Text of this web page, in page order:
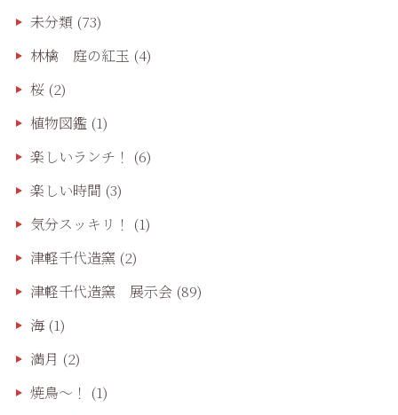
未分類 (73)
林檎 庭の紅玉 (4)
桜(2)
植物図鑑 (1)
楽しいランチ！ (6)
楽しい時間 (3)
気分スッキリ！ (1)
津軽千代造窯 (2)
津軽千代造窯 展示会(89)
海(1)
満月 (2)
焼鳥〜！ (1)